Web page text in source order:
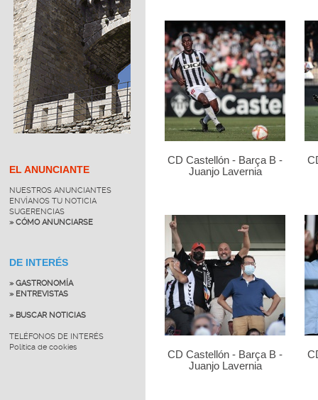
EL ANUNCIANTE
NUESTROS ANUNCIANTES
ENVÍANOS TU NOTICIA
SUGERENCIAS
» CÓMO ANUNCIARSE
DE INTERÉS
» GASTRONOMÍA
» ENTREVISTAS
» BUSCAR NOTICIAS
TELÉFONOS DE INTERÉS
Política de cookies
CD Castellón - Barça B -
Juanjo Lavernia
CD Castellón - Barça B -
Juanjo Lavernia